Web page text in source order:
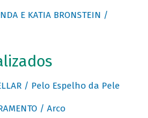
E KATIA BRONSTEIN /
/ Pelo Espelho da Pele
/ Arco